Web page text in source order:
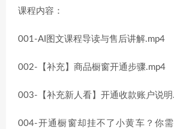
课程内容：
001-AI图文课程导读与售后讲解.mp4
002-【补充】商品橱窗开通步骤.mp4
003-【补充新人看】开通收款账户说
004-开通橱窗却挂不了小黄车？你